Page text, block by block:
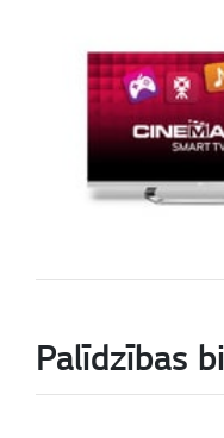
Palīdzības